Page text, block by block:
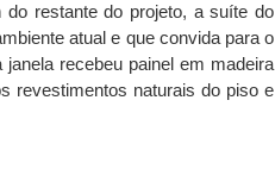
restante do projeto, a suíte do
atual e que convida para o
recebeu painel em madeira
revestimentos naturais do piso e